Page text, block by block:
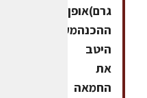
גרם)אופן
ההכנהמקציפים
היטב
את
החמאה